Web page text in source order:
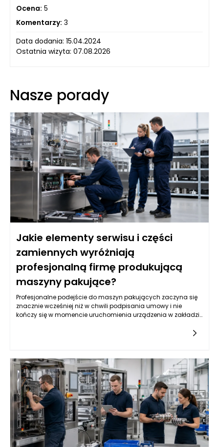
Ocena: 5
Komentarzy: 3
Data dodania: 15.04.2024
Ostatnia wizyta: 07.08.2026
Nasze porady
Jakie elementy serwisu i części
zamiennych wyróżniają
profesjonalną firmę produkującą
maszyny pakujące?
Profesjonalne podejście do maszyn pakujących zaczyna się
znacznie wcześniej niż w chwili podpisania umowy i nie
kończy się w momencie uruchomienia urządzenia w zakładzie
dostępne od ręki. Firma produkująca maszyny pakujące, która
traktuje serwis jako integralną część inwestycji, projektuje
urządzenia z myślą o całym cyklu życia maszyny, a nie
wyłącznie o jej pierwszym uruchomieniu. Ma to ogromne
znaczenie dla zakładów produkcyjnych, w których nawet krótki
przestój może oznaczać zatrzymanie pakowania, opóźnienia
w wysyłce, utratę ciągłości zamówień i dodatkowe koszty
organizacyjne. Dobrze zaplanowany serwis obejmuje nie tylko
reakcję na awarie, ale także przeglądy okresowe, diagnostykę,
doradztwo eksploatacyjne, wsparcie operatorów i jasny